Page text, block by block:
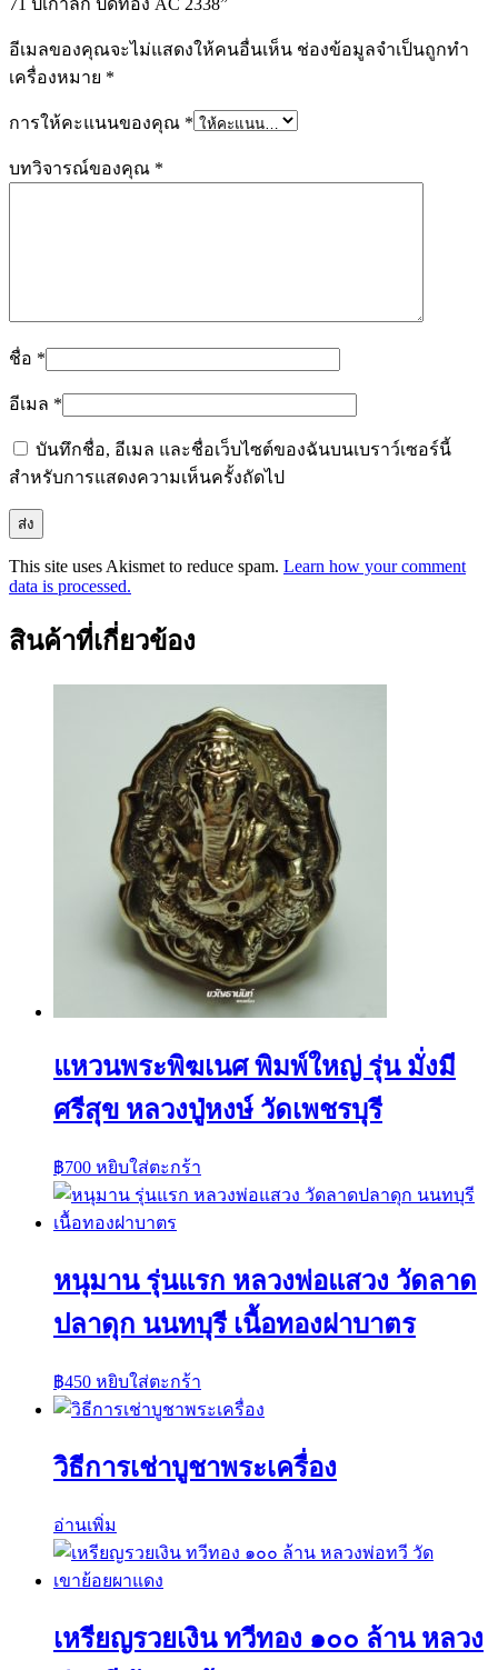
71 ปีเก่าลึก ปิดทอง AC 2338”
อีเมลของคุณจะไม่แสดงให้คนอื่นเห็น ช่องข้อมูลจำเป็นถูกทำ
เครื่องหมาย *
การให้คะแนนของคุณ *
บทวิจารณ์ของคุณ *
ชื่อ *
อีเมล *
บันทึกชื่อ, อีเมล และชื่อเว็บไซต์ของฉันบนเบราว์เซอร์นี้
สำหรับการแสดงความเห็นครั้งถัดไป
This site uses Akismet to reduce spam. Learn how your comment
data is processed.
สินค้าที่เกี่ยวข้อง
แหวนพระพิฆเนศ พิมพ์ใหญ่ รุ่น มั่งมี
ศรีสุข หลวงปู่หงษ์ วัดเพชรบุรี
฿700 หยิบใส่ตะกร้า
หนุมาน รุ่นแรก หลวงพ่อแสวง วัดลาด
ปลาดุก นนทบุรี เนื้อทองฝาบาตร
฿450 หยิบใส่ตะกร้า
วิธีการเช่าบูชาพระเครื่อง
อ่านเพิ่ม
เหรียญรวยเงิน ทวีทอง ๑๐๐ ล้าน หลวง